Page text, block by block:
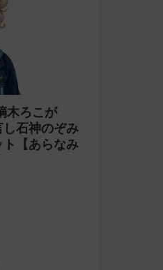
木ろこが
し石神のぞみ
【あらなみ